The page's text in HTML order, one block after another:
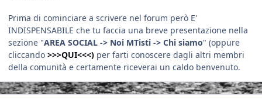
Prima di cominciare a scrivere nel forum però E'
INDISPENSABILE che tu faccia una breve presentazione nella
sezione "AREA SOCIAL -> Noi MTisti -> Chi siamo" (oppure
cliccando >>>QUI<<<) per farti conoscere dagli altri membri
della comunità e certamente riceverai un caldo benvenuto.